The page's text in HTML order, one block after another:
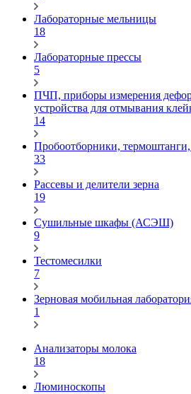
Лабораторные мельницы
18
Лабораторные прессы
5
ПЧП, приборы измерения
устройства для отмывания
14
Пробоотборники,
33
Рассевы и делители зерна
19
Сушильные шкафы (АСЭШ)
9
Тестомесилки
7
Зерновая мобильная
1
Анализаторы молока
18
Люминоскопы